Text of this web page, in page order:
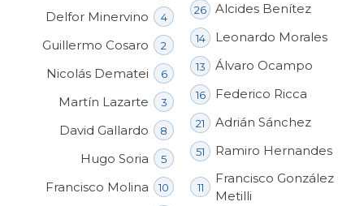
Delfor Minervino 4
Guillermo Cosaro 2
Nicolás Dematei 6
Martín Lazarte 3
David Gallardo 8
Hugo Soria 5
Francisco Molina 10
26 Alcides Benítez
14 Leonardo Morales
13 Álvaro Ocampo
16 Federico Ricca
21 Adrián Sánchez
51 Ramiro Hernandes
11
Francisco González
Metilli